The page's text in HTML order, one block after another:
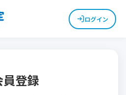
ログイン
員登録